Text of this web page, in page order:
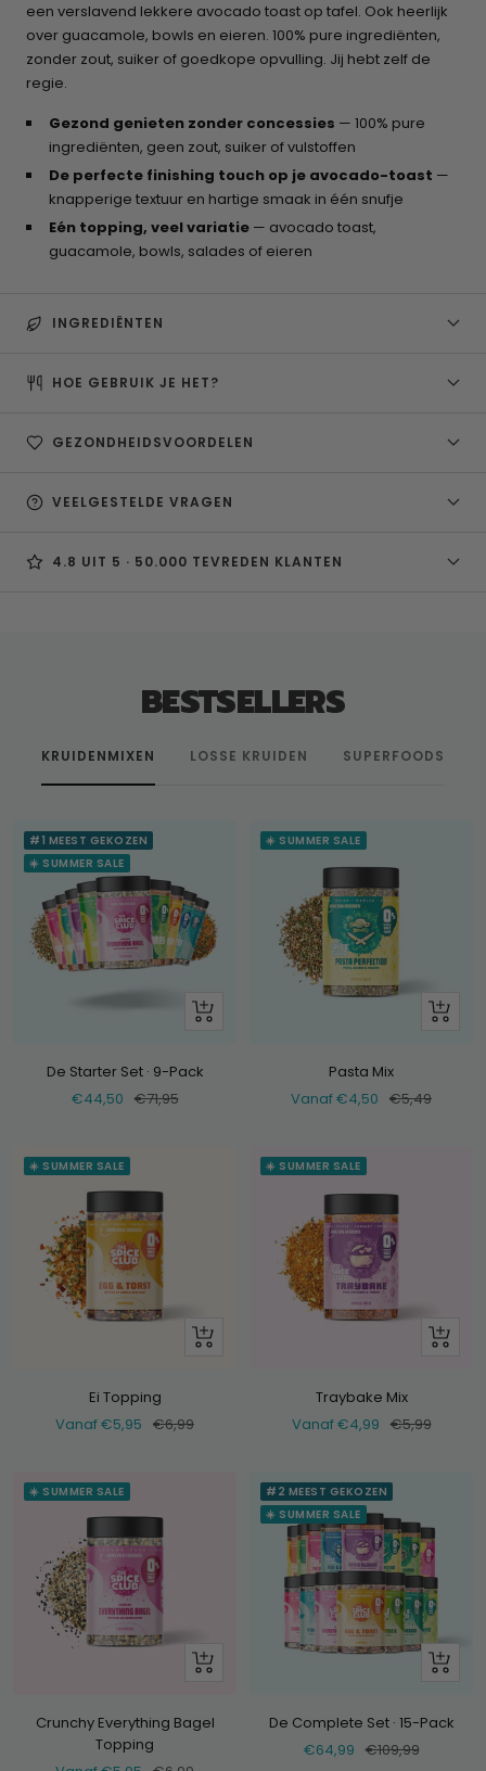
een verslavend lekkere avocado toast op tafel. Ook heerlijk
over guacamole, bowls en eieren. 100% pure ingrediënten,
zonder zout, suiker of goedkope opvulling. Jij hebt zelf de
regie.
Gezond genieten zonder concessies — 100% pure
ingrediënten, geen zout, suiker of vulstoffen
De perfecte finishing touch op je avocado-toast —
knapperige textuur en hartige smaak in één snufje
Eén topping, veel variatie — avocado toast,
guacamole, bowls, salades of eieren
INGREDIËNTEN
HOE GEBRUIK JE HET?
GEZONDHEIDSVOORDELEN
VEELGESTELDE VRAGEN
4.8 UIT 5 · 50.000 TEVREDEN KLANTEN
BESTSELLERS
KRUIDENMIXEN LOSSE KRUIDEN SUPERFOODS
#1 MEEST GEKOZEN
☀️ SUMMER SALE
+
De Starter Set · 9-Pack
Verkoopprijs
€44,50 Normale
€71,95
☀️ SUMMER SALE
Bekijk
Pasta Mix
Verkoopprijs
Vanaf €4,50 Normale
€5,49
☀️ SUMMER SALE
Bekijk
Ei Topping
Verkoopprijs
Vanaf €5,95 Normale
€6,99
☀️ SUMMER SALE
Bekijk
Traybake Mix
Verkoopprijs
Vanaf €4,99 Normale
€5,99
☀️ SUMMER SALE
Bekijk
Crunchy Everything Bagel
Topping
#2 MEEST GEKOZEN
☀️ SUMMER SALE
+
De Complete Set · 15-Pack
Verkoopprijs
€64,99 Normale
€109,99